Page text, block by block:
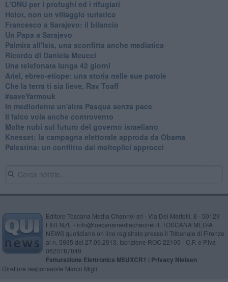
L'ONU per i profughi ed i rifugiati
Holot, non un villaggio turistico
Francesco a Sarajevo: il bilancio
Un Papa a Sarajevo
Palmira all'Isis, una sconfitta anche mediatica
Ricordo di Daniela Meucci
​Una telefonata lunga 42 giorni
​Ariel, ebreo-etiope: una storia nelle sue parole
Che la terra ti sia lieve, Rav Toaff
​#saveYarmouk
​In medioriente un'altra Pasqua senza pace
​Il falco vola anche controvento
Molte nubi sul futuro del governo israeliano
Knesset: la campagna elettorale approda da Obama
Palestina: un conflitto dai molteplici approcci
Editore Toscana Media Channel srl - Via Dei Martelli, 8 - 50129
FIRENZE - info@toscanamediachannel.it. TOSCANA MEDIA
NEWS quotidiano on line registrato presso il Tribunale di Firenze
al n. 5935 del 27.09.2013. Iscrizione ROC 22105 - C.F. e P.Iva
0620787048
Fatturazione Elettronica M5UXCR1 | Privacy Nielsen
Direttore responsabile Marco Migli